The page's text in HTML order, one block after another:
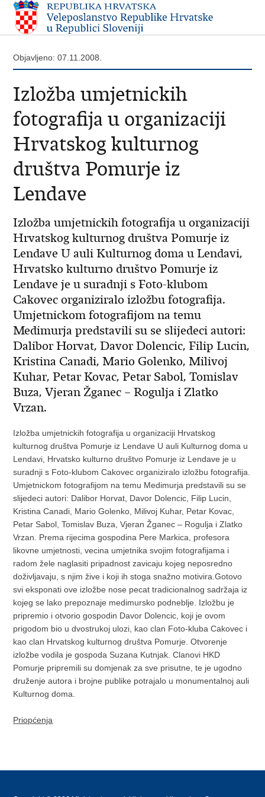
Objavljeno: 07.11.2008.
Izložba umjetnickih
fotografija u organizaciji
Hrvatskog kulturnog
društva Pomurje iz
Lendave
Izložba umjetnickih fotografija u organizaciji
Hrvatskog kulturnog društva Pomurje iz
Lendave U auli Kulturnog doma u Lendavi,
Hrvatsko kulturno društvo Pomurje iz
Lendave je u suradnji s Foto-klubom
Cakovec organiziralo izložbu fotografija.
Umjetnickom fotografijom na temu
Medimurja predstavili su se slijedeci autori:
Dalibor Horvat, Davor Dolencic, Filip Lucin,
Kristina Canadi, Mario Golenko, Milivoj
Kuhar, Petar Kovac, Petar Sabol, Tomislav
Buza, Vjeran Žganec – Rogulja i Zlatko
Vrzan.
Izložba umjetnickih fotografija u organizaciji Hrvatskog
kulturnog društva Pomurje iz Lendave U auli Kulturnog doma u
Lendavi, Hrvatsko kulturno društvo Pomurje iz Lendave je u
suradnji s Foto-klubom Cakovec organiziralo izložbu fotografija.
Umjetnickom fotografijom na temu Medimurja predstavili su se
slijedeci autori: Dalibor Horvat, Davor Dolencic, Filip Lucin,
Kristina Canadi, Mario Golenko, Milivoj Kuhar, Petar Kovac,
Petar Sabol, Tomislav Buza, Vjeran Žganec – Rogulja i Zlatko
Vrzan. Prema rijecima gospodina Pere Markica, profesora
likovne umjetnosti, vecina umjetnika svojim fotografijama i
radom žele naglasiti pripadnost zavicaju kojeg neposredno
doživljavaju, s njim žive i koji ih stoga snažno motivira.Gotovo
svi eksponati ove izložbe nose pecat tradicionalnog sadržaja iz
kojeg se lako prepoznaje medimursko podneblje. Izložbu je
pripremio i otvorio gospodin Davor Dolencic, koji je ovom
prigodom bio u dvostrukoj ulozi, kao clan Foto-kluba Cakovec i
kao clan Hrvatskog kulturnog društva Pomurje. Otvorenje
izložbe vodila je gospoda Suzana Kutnjak. Clanovi HKD
Pomurje pripremili su domjenak za sve prisutne, te je ugodno
druženje autora i brojne publike potrajalo u monumentalnoj auli
Kulturnog doma.
Priopćenja